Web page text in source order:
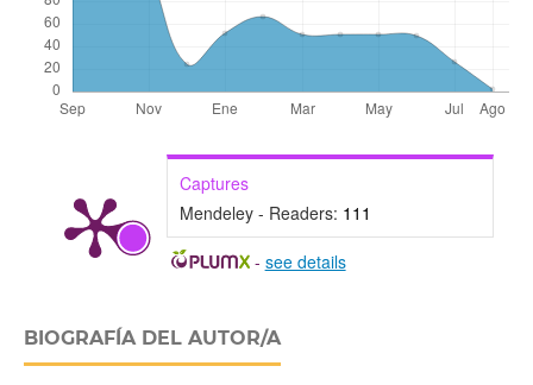
Captures
Mendeley - Readers: 111
- see details
BIOGRAFÍA DEL AUTOR/A